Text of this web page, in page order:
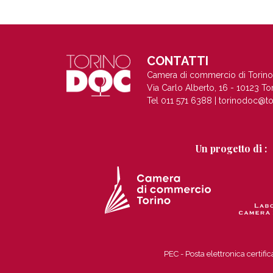
CONTATTI
Camera di commercio di Torino
Via Carlo Alberto, 16 - 10123
Tel 011 571 6388 |
Un progetto di :
PEC - Posta elettronica